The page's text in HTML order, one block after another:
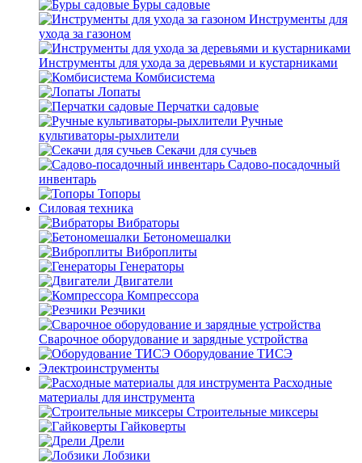
Буры садовые
Инструменты для
ухода за газоном
Инструменты для ухода за деревьями и кустарниками
Комбисистема
Лопаты
Перчатки садовые
Ручные
культиваторы-рыхлители
Секачи для сучьев
Садово-посадочный
инвентарь
Топоры
Силовая техника
Вибраторы
Бетономешалки
Виброплиты
Генераторы
Двигатели
Компрессора
Резчики
Сварочное оборудование и зарядные устройства
Оборудование ТИСЭ
Электроинструменты
Расходные
материалы для инструмента
Строительные миксеры
Гайковерты
Дрели
Лобзики